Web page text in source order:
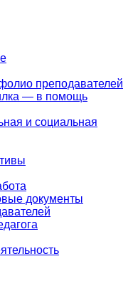
преподавателей
— в помощь
и социальная
документы